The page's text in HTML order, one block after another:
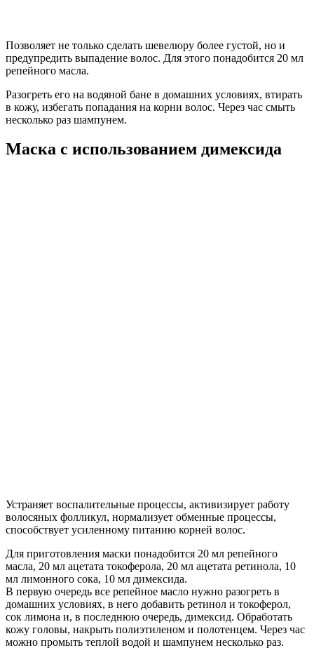
Позволяет не только сделать шевелюру более густой, но и
предупредить выпадение волос. Для этого понадобится 20 мл
репейного масла.
Разогреть его на водяной бане в домашних условиях, втирать
в кожу, избегать попадания на корни волос. Через час смыть
несколько раз шампунем.
Маска с использованием димексида
Устраняет воспалительные процессы, активизирует работу
волосяных фолликул, нормализует обменные процессы,
способствует усиленному питанию корней волос.
Для приготовления маски понадобится 20 мл репейного
масла, 20 мл ацетата токоферола, 20 мл ацетата ретинола, 10
мл лимонного сока, 10 мл димексида.
В первую очередь все репейное масло нужно разогреть в
домашних условиях, в него добавить ретинол и токоферол,
сок лимона и, в последнюю очередь, димексид. Обработать
кожу головы, накрыть полиэтиленом и полотенцем. Через час
можно промыть теплой водой и шампунем несколько раз.